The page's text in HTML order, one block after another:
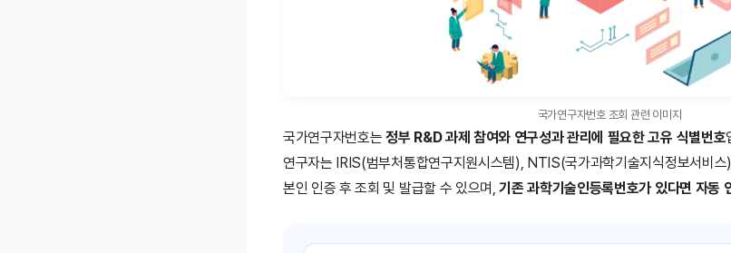
국가연구자번호 조회 관련 이미지
국가연구자번호는정부 R&D 과제 참여와 연구성과 관리에 필요한 고유 식별번호
연구자는 IRIS(범부처통합연구지원시스템), NTIS(국가과학기술지식정보서비
본인 인증 후 조회 및 발급할 수 있으며,기존 과학기술인등록번호가 있다면 자동